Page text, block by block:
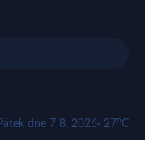
dne 7 8. 2026· 27°C